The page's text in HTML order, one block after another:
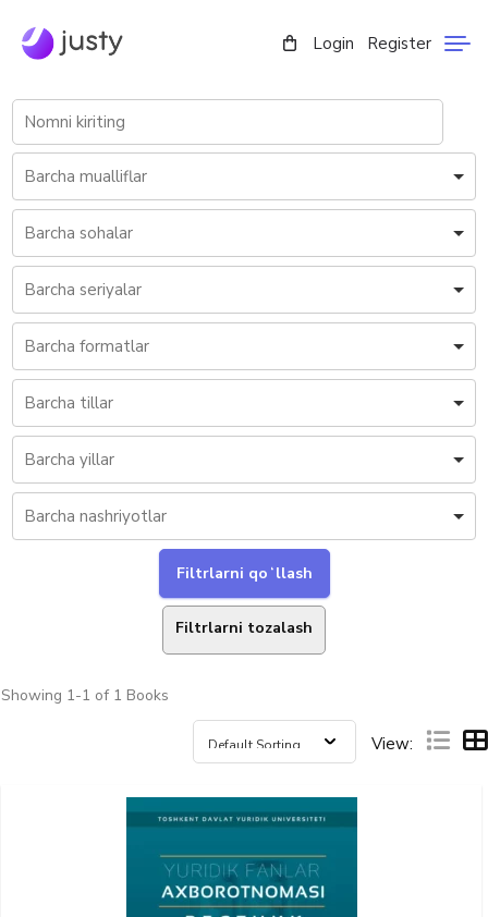
Login Register
Filtrlarni tozalash
Showing 1-1 of 1 Books
View: